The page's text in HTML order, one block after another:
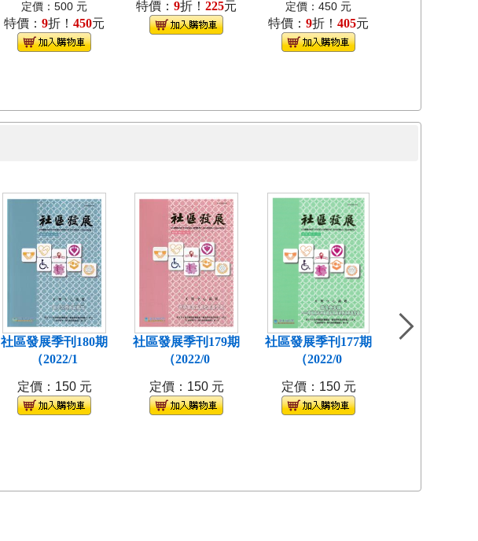
定價：500 元
特價： 9折！ 450元
特價： 9折！ 225元 定價：450 元
特價： 9折！ 405元
社區發展季刊180期
（2022/1
定價：150 元
社區發展季刊179期
（2022/0
定價：150 元
社區發展季刊177期
（2022/0
定價：150 元
社區發展季刊